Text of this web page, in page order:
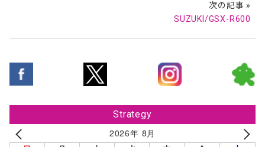
Strategy
2026年 8月
次の記事 »
SUZUKI/GSX-R600